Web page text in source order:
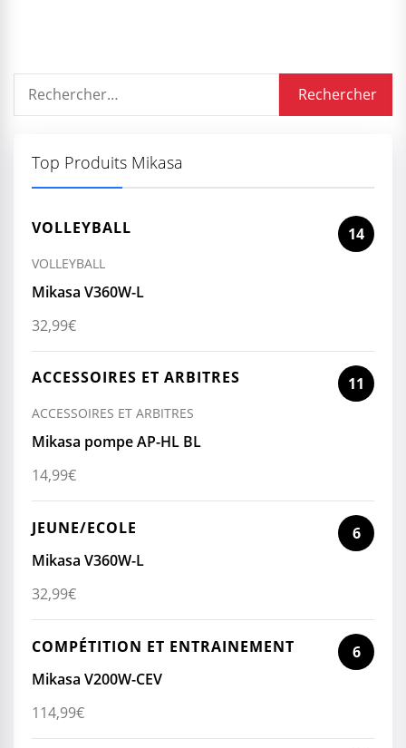
Rechercher :
Top Produits Mikasa
VOLLEYBALL 14
VOLLEYBALL
Mikasa V360W-L
32,99€
ACCESSOIRES ET ARBITRES 11
ACCESSOIRES ET ARBITRES
Mikasa pompe AP-HL BL
14,99€
JEUNE/ECOLE
6
Mikasa V360W-L
32,99€
COMPÉTITION ET ENTRAINEMENT
6
Mikasa V200W-CEV
114,99€